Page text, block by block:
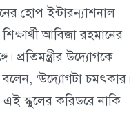
হোপ ইন্টারন্যাশনাল
আবিজা রহমানের
প্রতিমন্ত্রীর উদ্যোগকে
বলেন, ‘উদ্যোগটা চমৎকার।
স্কুলের করিডরে নাকি